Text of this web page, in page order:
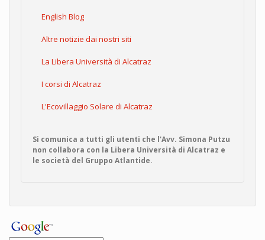
English Blog
Altre notizie dai nostri siti
La Libera Università di Alcatraz
I corsi di Alcatraz
L'Ecovillaggio Solare di Alcatraz
Si comunica a tutti gli utenti che l'Avv. Simona Putzu
non collabora con la Libera Università di Alcatraz e
le società del Gruppo Atlantide.